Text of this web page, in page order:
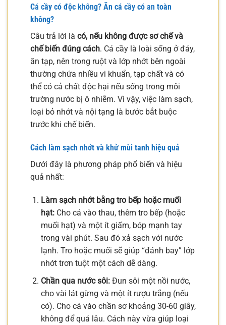
Cá cầy có độc không? Ăn cá cầy có an toàn
không?
Câu trả lời là có, nếu không được sơ chế và
chế biến đúng cách. Cá cầy là loài sống ở đáy,
ăn tạp, nên trong ruột và lớp nhớt bên ngoài
thường chứa nhiều vi khuẩn, tạp chất và có
thể có cả chất độc hại nếu sống trong môi
trường nước bị ô nhiễm. Vì vậy, việc làm sạch,
loại bỏ nhớt và nội tạng là bước bắt buộc
trước khi chế biến.
Cách làm sạch nhớt và khử mùi tanh hiệu quả
Dưới đây là phương pháp phổ biến và hiệu
quả nhất:
Làm sạch nhớt bằng tro bếp hoặc muối
hạt:Cho cá vào thau, thêm tro bếp (hoặc
muối hạt) và một ít giấm, bóp mạnh tay
trong vài phút. Sau đó xả sạch với nước
lạnh. Tro hoặc muối sẽ giúp “đánh bay” lớp
nhớt trơn tuột một cách dễ dàng.
Chần qua nước sôi:Đun sôi một nồi nước,
cho vài lát gừng và một ít rượu trắng (nếu
có). Cho cá vào chần sơ khoảng 30-60 giây,
không để quá lâu. Cách này vừa giúp loại